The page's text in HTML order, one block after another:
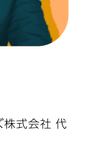
株式会社 代